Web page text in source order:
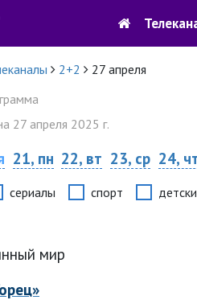
2+2
27 апреля
27 апреля 2025 г.
21, пн 22, вт 23, ср 24,
сериалы спорт
мир